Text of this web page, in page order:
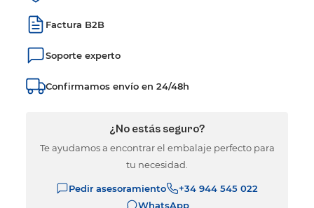
Factura B2B
Soporte experto
Confirmamos envío en 24/48h
¿No estás seguro?
Te ayudamos a encontrar el embalaje perfecto para
tu necesidad.
Pedir asesoramiento
+34 944 545 022
WhatsApp